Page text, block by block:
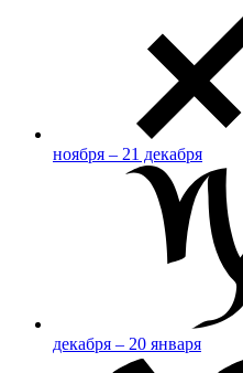
ноября – 21 декабря
декабря – 20 января